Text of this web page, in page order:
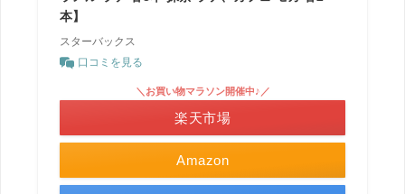
本】
スターバックス
口コミを見る
Amazon
＼お買い物マラソン開催中♪／
楽天市場